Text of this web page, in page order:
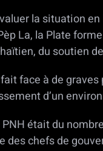
la situation
La, la Plate
du soutien
face à de
d’un
était du
des chefs de